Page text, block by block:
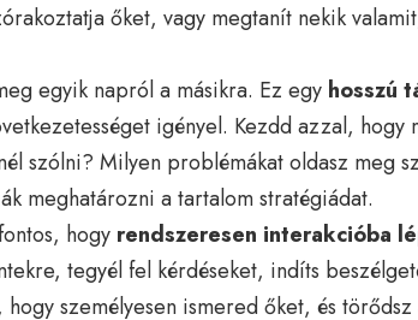
őket, vagy megtanít nekik
egyik napról a másikra. Ez egy hosszú
igényel. Kezdd azzal, hogy
szólni? Milyen problémákat oldasz meg
meghatározni a tartalom stratégiádat.
hogy rendszeresen interakcióba
tegyél fel kérdéseket, indíts
személyesen ismered őket, és törődsz